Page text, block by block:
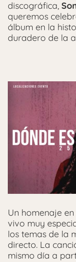
discográfica,
queremos
álbum en la
duradero de la
Un homenaje
vivo muy
los temas de la
directo. La
mismo día a